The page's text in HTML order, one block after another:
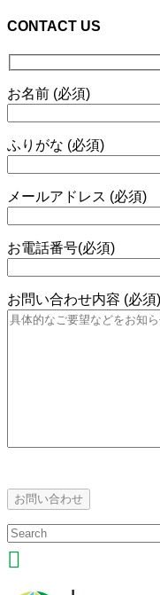
CONTACT US
お名前 (必須)
ふりがな (必須)
メールアドレス (必須)
お電話番号(必須)
お問い合わせ内容 (必須)